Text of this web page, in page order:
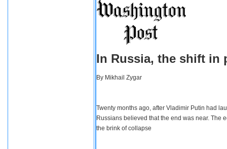
In Russia, the shift in
By Mikhail Zygar
Twenty months ago, after Vladimir Putin had
Russians believed that the end was near. The
the brink of collapse